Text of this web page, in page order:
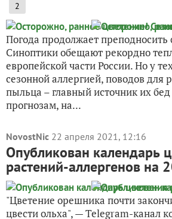
2
Погода продолжает
Синоптики обещают рекордно
европейской части России. Но у
сезонной аллергией, поводов для
пыльца – главный источник их бед
прогнозам, на...
NovostNic 22 апреля 2021, 12:16
Опубликован календарь
растений-аллергенов на
"Цветение орешника почти
цвести ольха", — Telegram-канал